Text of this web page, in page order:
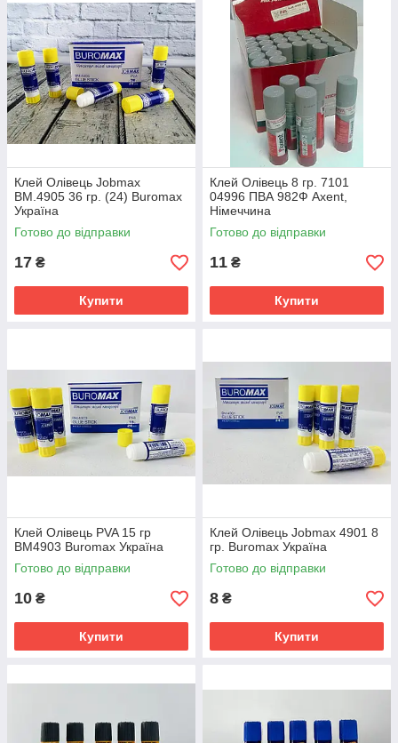
Клей Олівець Jobmax
BM.4905 36 гр. (24) Buromax
Україна
Готово до відправки
17 ₴
Купити
Клей Олівець 8 гр. 7101
04996 ПВА 982Ф Axent,
Німеччина
Готово до відправки
11 ₴
Купити
Клей Олівець PVA 15 гр
ВМ4903 Buromax Україна
Готово до відправки
10 ₴
Купити
Клей Олівець Jobmax 4901 8
гр. Buromax Україна
Готово до відправки
8 ₴
Купити